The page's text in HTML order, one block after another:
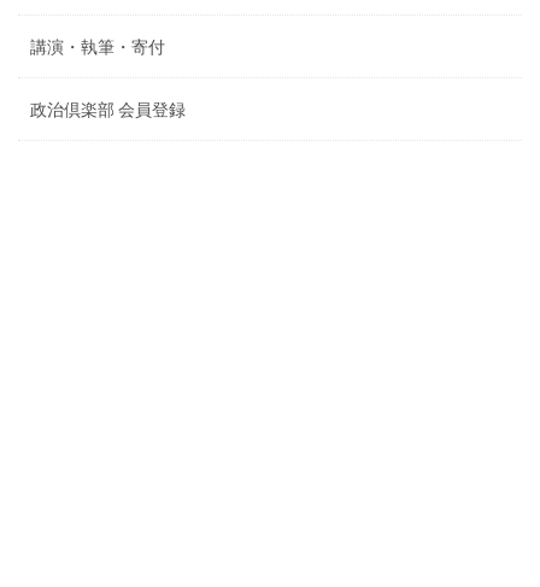
講演・執筆・寄付
政治倶楽部 会員登録